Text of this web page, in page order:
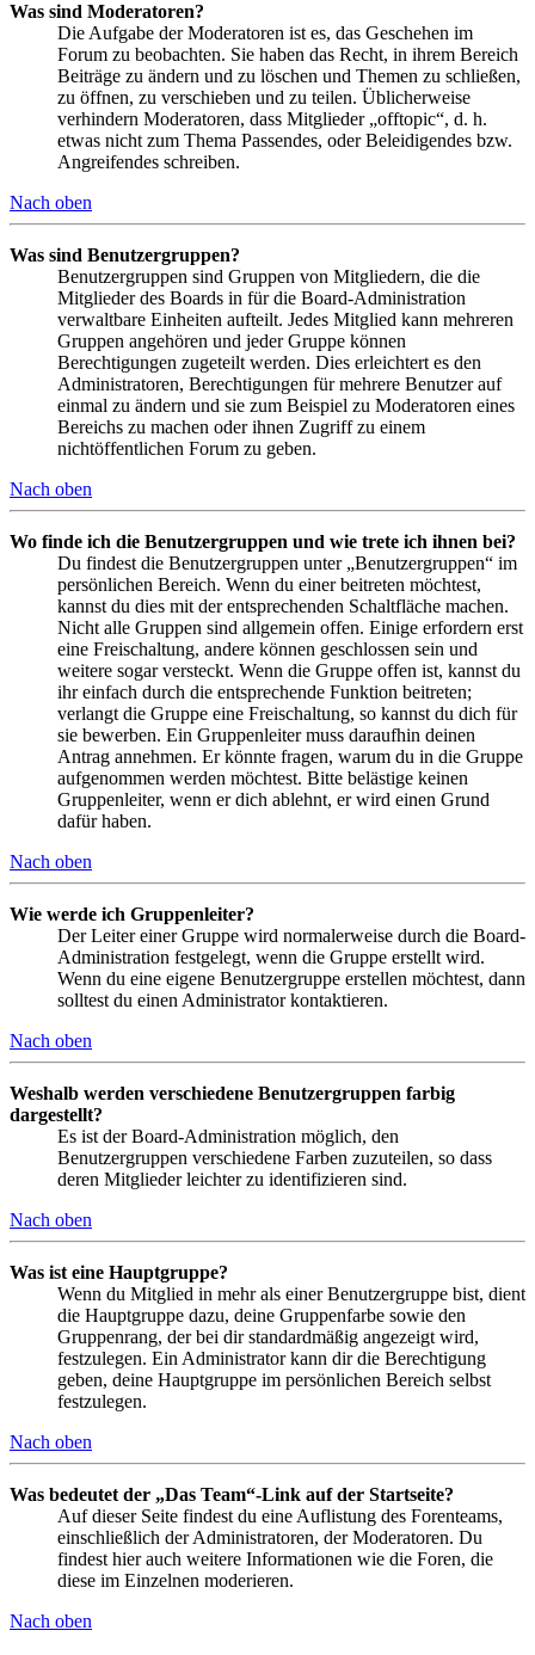
Was sind Moderatoren?
Die Aufgabe der Moderatoren ist es, das Geschehen im
Forum zu beobachten. Sie haben das Recht, in ihrem Bereich
Beiträge zu ändern und zu löschen und Themen zu schließen,
zu öffnen, zu verschieben und zu teilen. Üblicherweise
verhindern Moderatoren, dass Mitglieder „offtopic“, d. h.
etwas nicht zum Thema Passendes, oder Beleidigendes bzw.
Angreifendes schreiben.
Nach oben
Was sind Benutzergruppen?
Benutzergruppen sind Gruppen von Mitgliedern, die die
Mitglieder des Boards in für die Board-Administration
verwaltbare Einheiten aufteilt. Jedes Mitglied kann mehreren
Gruppen angehören und jeder Gruppe können
Berechtigungen zugeteilt werden. Dies erleichtert es den
Administratoren, Berechtigungen für mehrere Benutzer auf
einmal zu ändern und sie zum Beispiel zu Moderatoren eines
Bereichs zu machen oder ihnen Zugriff zu einem
nichtöffentlichen Forum zu geben.
Nach oben
Wo finde ich die Benutzergruppen und wie trete ich ihnen bei?
Du findest die Benutzergruppen unter „Benutzergruppen“ im
persönlichen Bereich. Wenn du einer beitreten möchtest,
kannst du dies mit der entsprechenden Schaltfläche machen.
Nicht alle Gruppen sind allgemein offen. Einige erfordern erst
eine Freischaltung, andere können geschlossen sein und
weitere sogar versteckt. Wenn die Gruppe offen ist, kannst du
ihr einfach durch die entsprechende Funktion beitreten;
verlangt die Gruppe eine Freischaltung, so kannst du dich für
sie bewerben. Ein Gruppenleiter muss daraufhin deinen
Antrag annehmen. Er könnte fragen, warum du in die Gruppe
aufgenommen werden möchtest. Bitte belästige keinen
Gruppenleiter, wenn er dich ablehnt, er wird einen Grund
dafür haben.
Nach oben
Wie werde ich Gruppenleiter?
Der Leiter einer Gruppe wird normalerweise durch die Board-
Administration festgelegt, wenn die Gruppe erstellt wird.
Wenn du eine eigene Benutzergruppe erstellen möchtest, dann
solltest du einen Administrator kontaktieren.
Nach oben
Weshalb werden verschiedene Benutzergruppen farbig
dargestellt?
Es ist der Board-Administration möglich, den
Benutzergruppen verschiedene Farben zuzuteilen, so dass
deren Mitglieder leichter zu identifizieren sind.
Nach oben
Was ist eine Hauptgruppe?
Wenn du Mitglied in mehr als einer Benutzergruppe bist, dient
die Hauptgruppe dazu, deine Gruppenfarbe sowie den
Gruppenrang, der bei dir standardmäßig angezeigt wird,
festzulegen. Ein Administrator kann dir die Berechtigung
geben, deine Hauptgruppe im persönlichen Bereich selbst
festzulegen.
Nach oben
Was bedeutet der „Das Team“-Link auf der Startseite?
Auf dieser Seite findest du eine Auflistung des Forenteams,
einschließlich der Administratoren, der Moderatoren. Du
findest hier auch weitere Informationen wie die Foren, die
diese im Einzelnen moderieren.
Nach oben